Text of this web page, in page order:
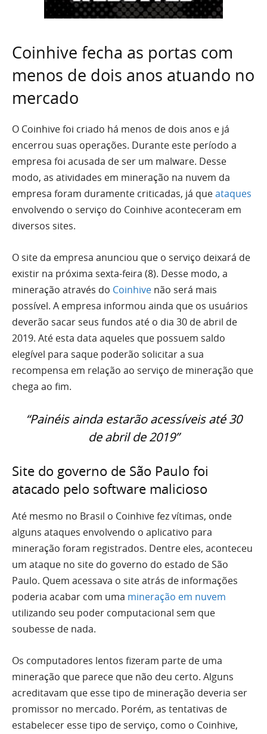
Coinhive fecha as portas com
menos de dois anos atuando no
mercado
O Coinhive foi criado há menos de dois anos e já
encerrou suas operações. Durante este período a
empresa foi acusada de ser um malware. Desse
modo, as atividades em mineração na nuvem da
empresa foram duramente criticadas, já queataques
envolvendo o serviço do Coinhive aconteceram em
diversos sites.
O site da empresa anunciou que o serviço deixará de
existir na próxima sexta-feira (8). Desse modo, a
mineração através do Coinhive não será mais
possível. A empresa informou ainda que os usuários
deverão sacar seus fundos até o dia 30 de abril de
2019. Até esta data aqueles que possuem saldo
elegível para saque poderão solicitar a sua
recompensa em relação ao serviço de mineração que
chega ao fim.
“Painéis ainda estarão acessíveis até 30
de abril de 2019”
Site do governo de São Paulo foi
atacado pelo software malicioso
Até mesmo no Brasil o Coinhive fez vítimas, onde
alguns ataques envolvendo o aplicativo para
mineração foram registrados. Dentre eles, aconteceu
um ataque no site do governo do estado de São
Paulo. Quem acessava o site atrás de informações
poderia acabar com uma mineração em nuvem
utilizando seu poder computacional sem que
soubesse de nada.
Os computadores lentos fizeram parte de uma
mineração que parece que não deu certo. Alguns
acreditavam que esse tipo de mineração deveria ser
promissor no mercado. Porém, as tentativas de
estabelecer esse tipo de serviço, como o Coinhive,